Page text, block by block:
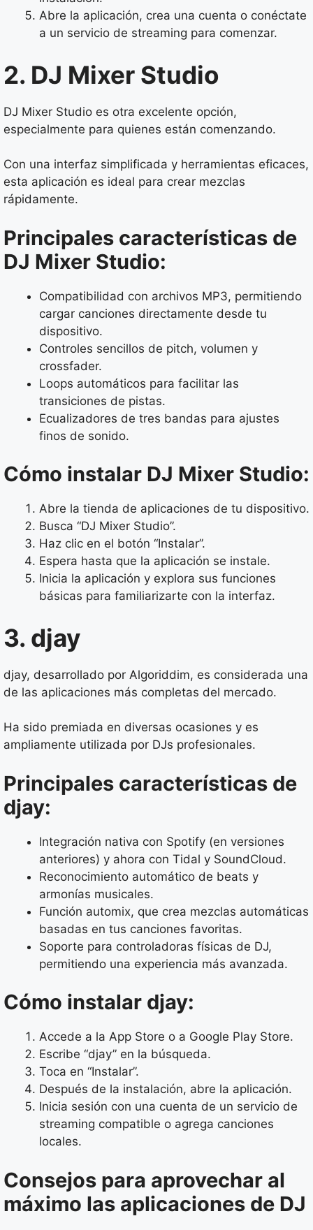
Abre la aplicación, crea una cuenta o conéctate
a un servicio de streaming para comenzar.
2. DJ Mixer Studio
DJ Mixer Studio es otra excelente opción,
especialmente para quienes están comenzando.
Con una interfaz simplificada y herramientas eficaces,
esta aplicación es ideal para crear mezclas
rápidamente.
Principales características de
DJ Mixer Studio:
Compatibilidad con archivos MP3, permitiendo
cargar canciones directamente desde tu
dispositivo.
Controles sencillos de pitch, volumen y
crossfader.
Loops automáticos para facilitar las
transiciones de pistas.
Ecualizadores de tres bandas para ajustes
finos de sonido.
Cómo instalar DJ Mixer Studio:
Abre la tienda de aplicaciones de tu dispositivo.
Busca “DJ Mixer Studio”.
Haz clic en el botón “Instalar”.
Espera hasta que la aplicación se instale.
Inicia la aplicación y explora sus funciones
básicas para familiarizarte con la interfaz.
3. djay
djay, desarrollado por Algoriddim, es considerada una
de las aplicaciones más completas del mercado.
Ha sido premiada en diversas ocasiones y es
ampliamente utilizada por DJs profesionales.
Principales características de
djay:
Integración nativa con Spotify (en versiones
anteriores) y ahora con Tidal y SoundCloud.
Reconocimiento automático de beats y
armonías musicales.
Función automix, que crea mezclas automáticas
basadas en tus canciones favoritas.
Soporte para controladoras físicas de DJ,
permitiendo una experiencia más avanzada.
Cómo instalar djay:
Accede a la App Store o a Google Play Store.
Escribe “djay” en la búsqueda.
Toca en “Instalar”.
Después de la instalación, abre la aplicación.
Inicia sesión con una cuenta de un servicio de
streaming compatible o agrega canciones
locales.
Consejos para aprovechar al
máximo las aplicaciones de DJ